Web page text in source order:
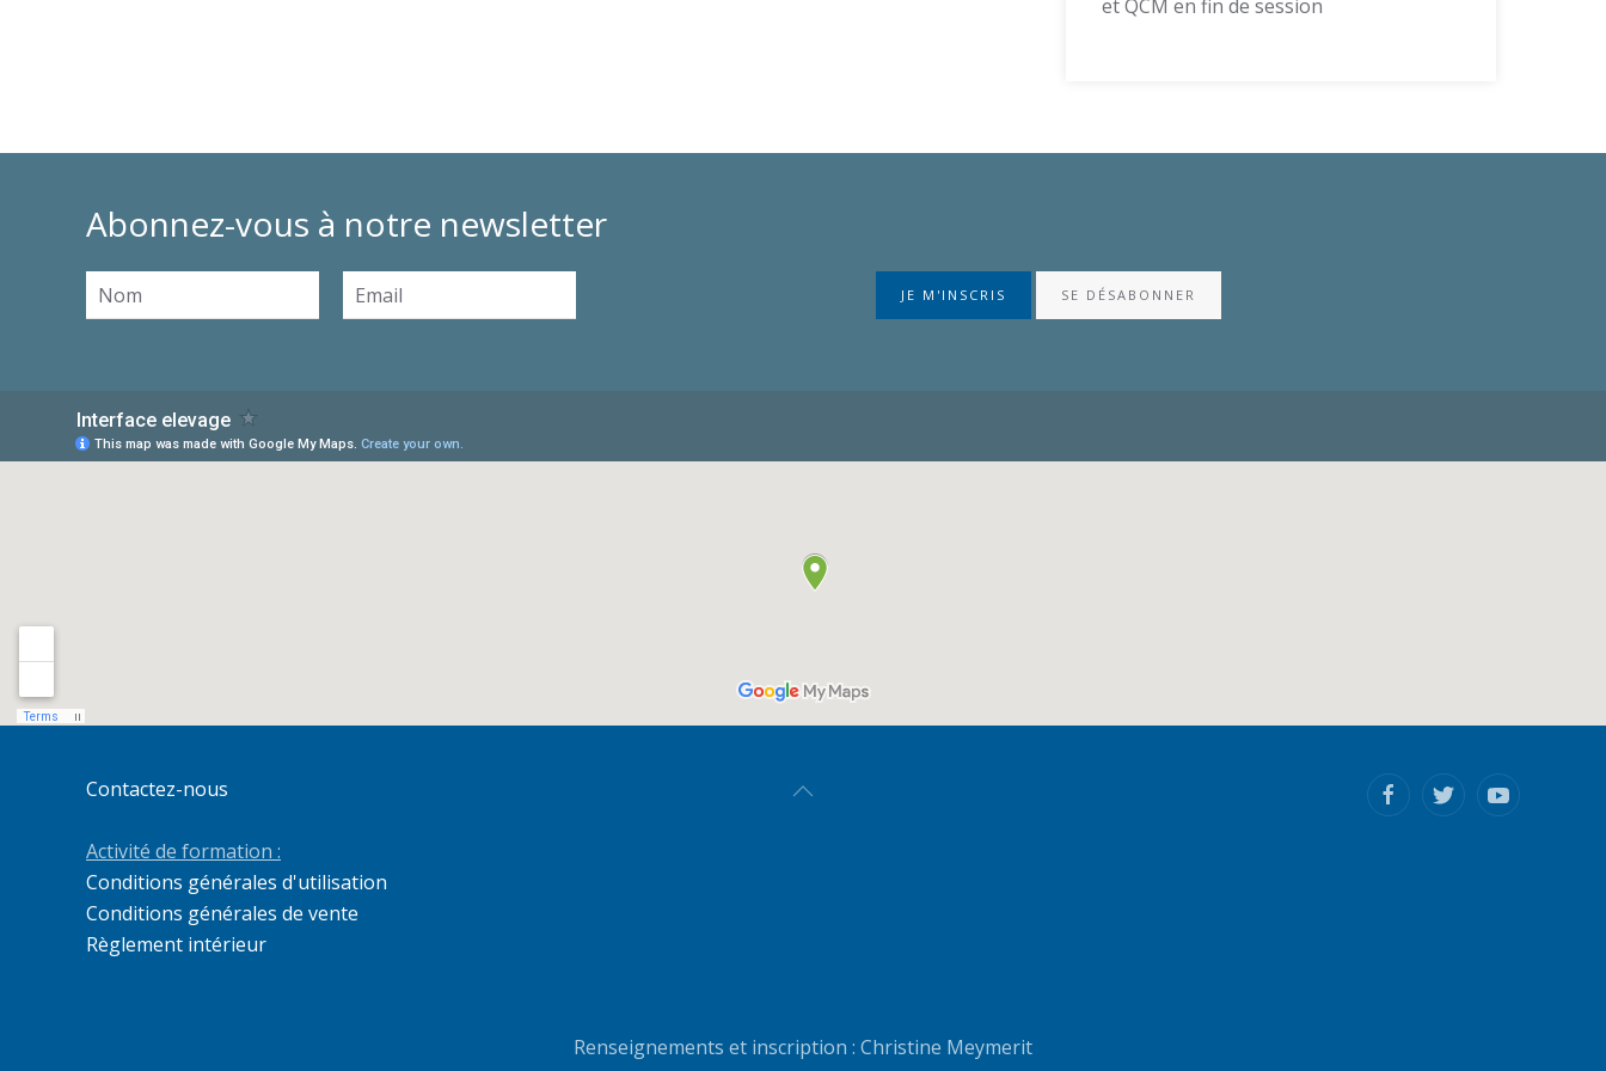
et QCM en fin de session
Abonnez-vous à notre newsletter
Contactez-nous
Activité de formation :
Conditions générales d'utilisation
Conditions générales de vente
Règlement intérieur
Renseignements et inscription : Christine Meymerit